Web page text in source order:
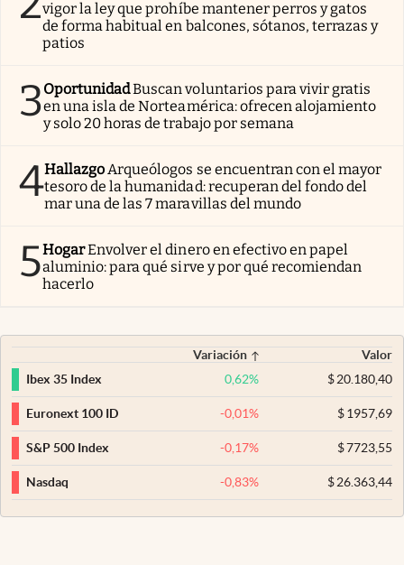
vigor la ley que prohíbe mantener perros y gatos
de forma habitual en balcones, sótanos, terrazas y
patios
3OportunidadBuscan voluntarios para vivir gratis
en una isla de Norteamérica: ofrecen alojamiento
y solo 20 horas de trabajo por semana
4Hallazgo Arqueólogos se encuentran con el mayor
tesoro de la humanidad: recuperan del fondo del
mar una de las 7 maravillas del mundo
5HogarEnvolver el dinero en efectivo en papel
aluminio: para qué sirve y por qué recomiendan
hacerlo
Variación
Valor
Ibex 35 Index
0,62% $20.180,40
Euronext 100 ID -0,01% $1957,69
S&P 500 Index -0,17% $7723,55
Nasdaq -0,83% $26.363,44